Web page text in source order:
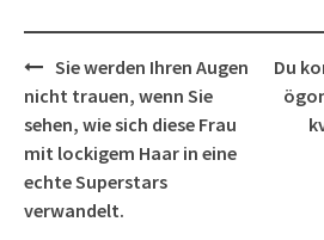
Post
navigation
Sie werden Ihren Augen
nicht trauen, wenn Sie
sehen, wie sich diese Frau
mit lockigem Haar in eine
echte Superstars
verwandelt.
Du